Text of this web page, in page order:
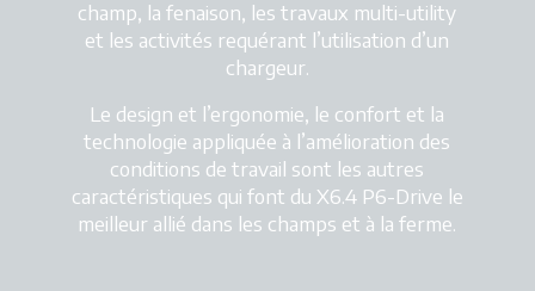
champ, la fenaison, les travaux multi-utility
et les activités requérant l’utilisation d’un
chargeur.
Le design et l’ergonomie, le confort et la
technologie appliquée à l’amélioration des
conditions de travail sont les autres
caractéristiques qui font du X6.4 P6-Drive le
meilleur allié dans les champs et à la ferme.